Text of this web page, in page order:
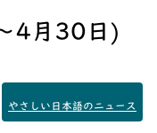
4月30日)
やさしい日本語のニュース